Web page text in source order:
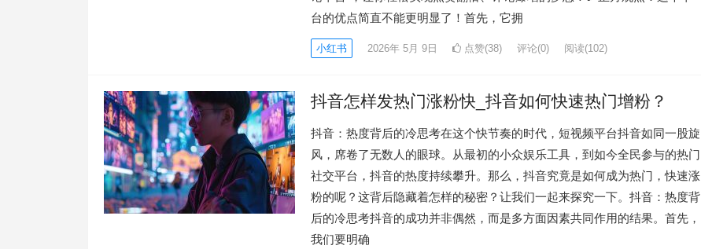
台的优点简直不能更明显了！首先，它拥
小红书 2026年 5月 9日 点赞(38) 评论(0) 阅读(102)
抖音怎样发热门涨粉快_抖音如何快速热门增粉？
抖音：热度背后的冷思考在这个快节奏的时代，短视频平台抖音如同一股旋
风，席卷了无数人的眼球。从最初的小众娱乐工具，到如今全民参与的热门
社交平台，抖音的热度持续攀升。那么，抖音究竟是如何成为热门，快速涨
粉的呢？这背后隐藏着怎样的秘密？让我们一起来探究一下。抖音：热度背
后的冷思考抖音的成功并非偶然，而是多方面因素共同作用的结果。首先，
我们要明确